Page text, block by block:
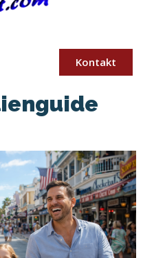
Kontakt